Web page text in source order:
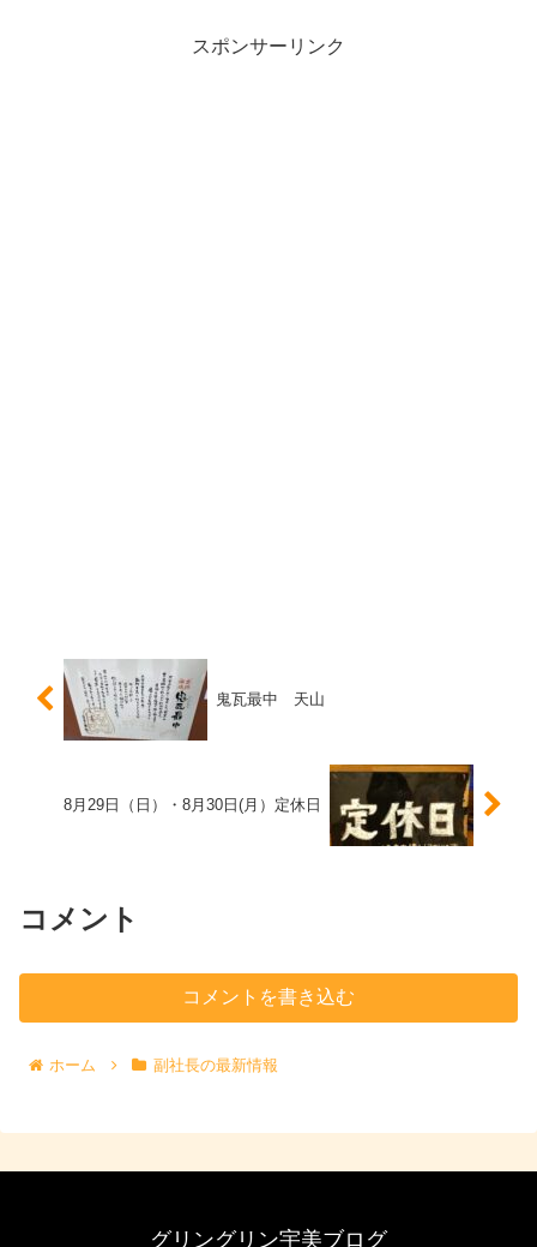
スポンサーリンク
鬼瓦最中 天山
8月29日（日）・8月30日(月）定休日
コメント
コメントを書き込む
ホーム 副社長の最新情報
グリングリン宇美ブログ